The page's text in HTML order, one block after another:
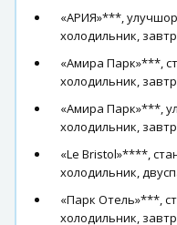
«АРИЯ»***,
холодильник,
«Амира Парк»***,
холодильник,
«Амира Парк»***,
холодильник,
«Le Bristol»****,
холодильник,
«Парк Отель»***,
холодильник,